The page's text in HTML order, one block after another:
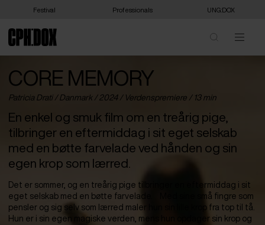
Festival Professionals UNG:DOX
CORE MEMORY
Patricia Drati /Danmark / 2024 / Verdenspremiere / 13 min
En enkel og smuk film om en treårig pige,
tilbringer en eftermiddag i sit eget selskab
med en bøtte farvelade ved hånden og sin
egen krop som lærred.
Det er sommer, og en treårig pige tilbringer en eftermiddag i sit
eget selskab med en bøtte farvelade. Med sine små fingre som
pensler og sig selv som lærred maler hun sin lille krop fra top til tå.
Hun er i sin egen magiske verden, mens hun opdager sin krop og